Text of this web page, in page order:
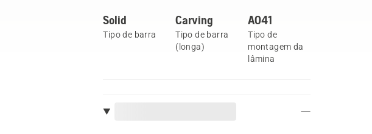
Solid
Tipo de barra
Carving
Tipo de barra
(longa)
A041
Tipo de
montagem da
lâmina